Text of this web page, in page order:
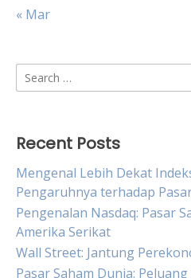
« Mar
Search
for:
Recent Posts
Mengenal Lebih Dekat
Pengaruhnya terhadap
Pengenalan Nasdaq: Pasar
Amerika Serikat
Wall Street: Jantung
Pasar Saham Dunia: